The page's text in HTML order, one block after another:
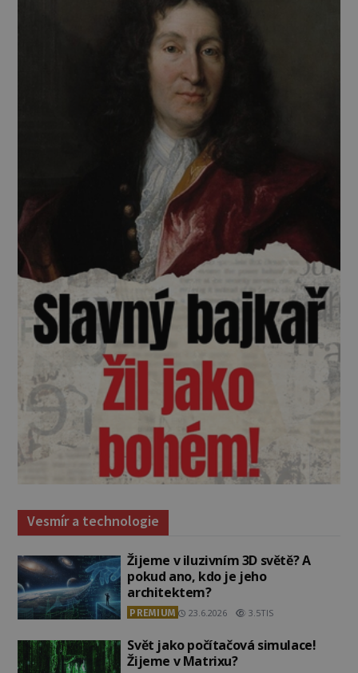
Vesmír a technologie
Žijeme v iluzivním 3D světě? A
pokud ano, kdo je jeho
architektem?
PREMIUM 23.6.2026 3.5TIS
Svět jako počítačová simulace!
Žijeme v Matrixu?